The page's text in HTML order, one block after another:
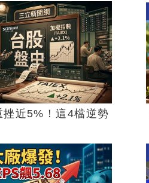
近5%！這4檔逆勢